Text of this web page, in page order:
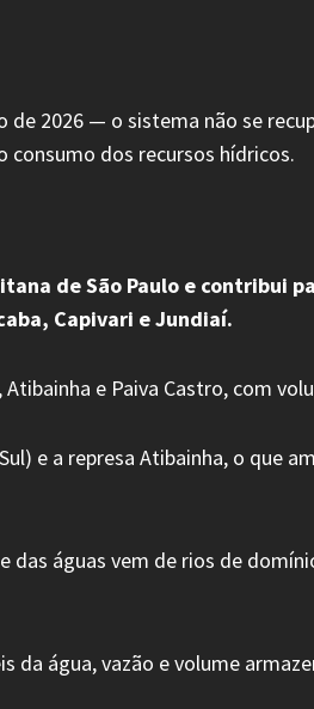
2026 — o sistema não se
consumo dos recursos hídricos.
de São Paulo e contribui
Capivari e Jundiaí.
e Paiva Castro, com
e a represa Atibainha, o que
águas vem de rios de
água, vazão e volume